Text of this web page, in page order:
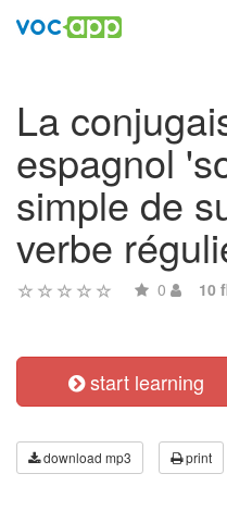
La
espagnol
simple de
verbe
0 10
start learning
download mp3 print